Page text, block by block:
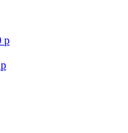
р